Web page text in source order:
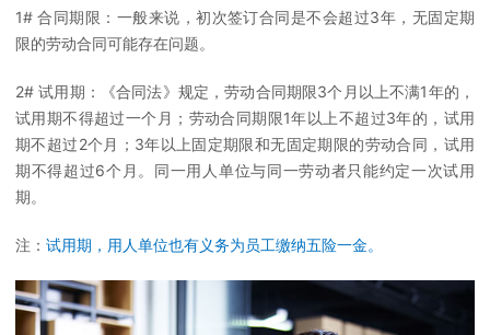
1# 合同期限：一般来说，初次签订合同是不会超过3年，无固定期
限的劳动合同可能存在问题。
2# 试用期：《合同法》规定，劳动合同期限3个月以上不满1年的，
试用期不得超过一个月；劳动合同期限1年以上不超过3年的，试用
期不超过2个月；3年以上固定期限和无固定期限的劳动合同，试用
期不得超过6个月。同一用人单位与同一劳动者只能约定一次试用
期。
注： 试用期，用人单位也有义务为员工缴纳五险一金。